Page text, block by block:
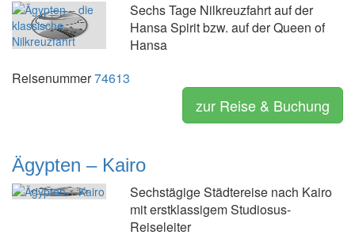
Sechs Tage Nilkreuzfahrt auf der
Hansa Spirit bzw. auf der Queen of
Hansa
Reisenummer74613
zur Reise & Buchung
Ägypten – Kairo
Sechstägige Städtereise nach Kairo
mit erstklassigem Studiosus-
Reiseleiter